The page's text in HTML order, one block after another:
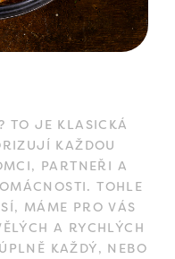
TO JE KLASICKÁ
KAŽDOU
PARTNEŘI A
TOHLE
MÁME PRO VÁS
A RYCHLÝCH
KAŽDÝ, NEBO